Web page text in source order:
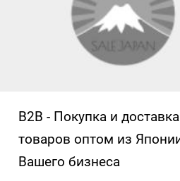
B2B - Покупка и доставка
товаров оптом из
Вашего бизнеса